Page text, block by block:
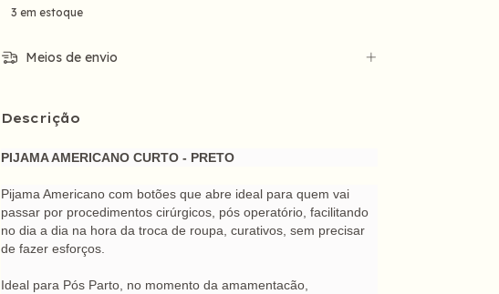
3 em estoque
Meios de envio
Descrição
PIJAMA AMERICANO CURTO - PRETO
Pijama Americano com botões que abre ideal para quem vai
passar por procedimentos cirúrgicos, pós operatório, facilitando
no dia a dia na hora da troca de roupa, curativos, sem precisar
de fazer esforços.
Ideal para Pós Parto, no momento da amamentacão,